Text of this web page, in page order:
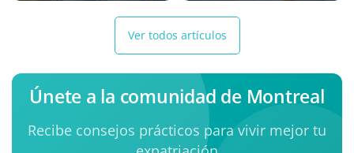
Ver todos artículos
Únete a la comunidad de Montreal
Recibe consejos prácticos para vivir mejor tu